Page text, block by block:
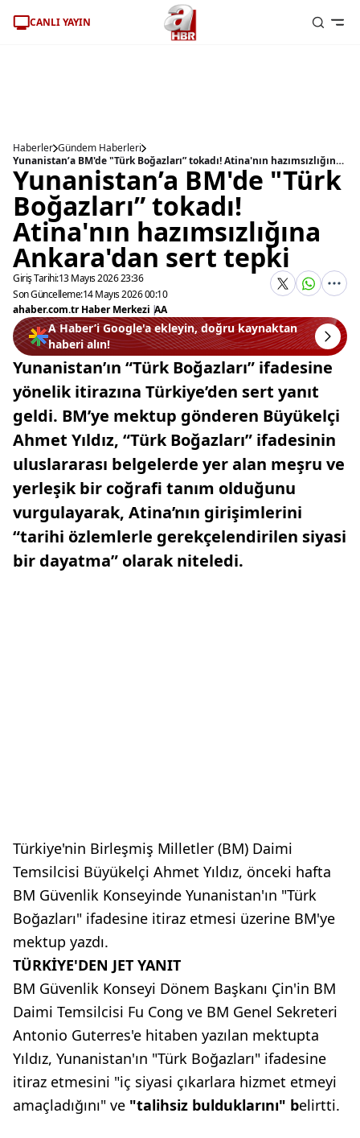
CANLI YAYIN
Haberler Gündem Haberleri
Yunanistan’a BM'de "Türk Boğazları” tokadı! Atina'nın hazımsızlığına Ankara'dan sert tepki
Yunanistan’a BM'de "Türk
Boğazları” tokadı!
Atina'nın hazımsızlığına
Ankara'dan sert tepki
Giriş Tarihi:13 Mayıs 2026 23:36
Son Güncelleme:14 Mayıs 2026 00:10
ahaber.com.tr Haber Merkezi |AA
A Haber’i Google'a ekleyin, doğru kaynaktan
haberi alın!
Yunanistan’ın “Türk Boğazları” ifadesine
yönelik itirazına Türkiye’den sert yanıt
geldi. BM’ye mektup gönderen Büyükelçi
Ahmet Yıldız, “Türk Boğazları” ifadesinin
uluslararası belgelerde yer alan meşru ve
yerleşik bir coğrafi tanım olduğunu
vurgulayarak, Atina’nın girişimlerini
“tarihi özlemlerle gerekçelendirilen siyasi
bir dayatma” olarak niteledi.
Türkiye'nin Birleşmiş Milletler (BM) Daimi
Temsilcisi Büyükelçi Ahmet Yıldız, önceki hafta
BM Güvenlik Konseyinde Yunanistan'ın "Türk
Boğazları" ifadesine itiraz etmesi üzerine BM'ye
mektup yazdı.
TÜRKİYE'DEN JET YANIT
BM Güvenlik Konseyi Dönem Başkanı Çin'in BM
Daimi Temsilcisi Fu Cong ve BM Genel Sekreteri
Antonio Guterres'e hitaben yazılan mektupta
Yıldız, Yunanistan'ın "Türk Boğazları" ifadesine
itiraz etmesini "iç siyasi çıkarlara hizmet etmeyi
amaçladığını" ve "talihsiz bulduklarını" belirtti.